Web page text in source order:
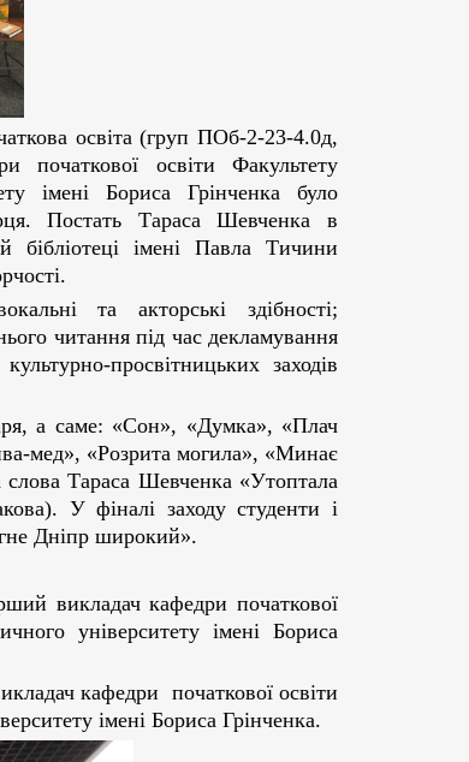
освіта (груп ПОб-2-23-4.0д,
освіти Факультету
імені Бориса Грінченка було
Постать Тараса Шевченка в
бібліотеці імені Павла Тичини
та акторські здібності;
читання під час декламування
просвітницьких заходів
а саме: «Сон», «Думка», «Плач
мед», «Розрита могила», «Минає
слова Тараса Шевченка «Утоптала
У фіналі заходу студенти і
Дніпр широкий».
викладач кафедри початкової
університету імені Бориса
кафедри початкової освіти
імені Бориса Грінченка.